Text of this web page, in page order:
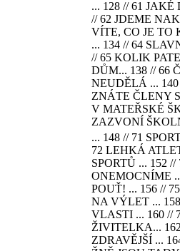
... 128 // 61
// 62 JDEME
VÍTE, CO JE TO
... 134 // 64
// 65 KOLIK
DŮM... 138 // 66
NEUDĚLÁ ...
ZNÁTE ČLENY
V MATEŘSKÉ
ZAZVONÍ
... 148 // 71
72 LEHKÁ
SPORTŮ ... 152
ONEMOCNÍME
POUŤ! ... 156 //
NA VÝLET ...
VLASTI ... 160 //
ŽIVITELKA...
ZDRAVĚJŠÍ ...